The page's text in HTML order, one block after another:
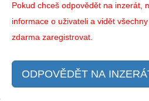
Pokud chceš odpovědět na inzerát,
informace o uživateli a vidět
zdarma zaregistrovat.
ODPOVĚDĚT NA